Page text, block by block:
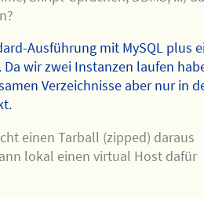
Ausführung mit MySQL plus
Da wir zwei Instanzen laufen
Verzeichnisse aber nur in
einen Tarball (zipped) daraus
lokal einen virtual Host dafür